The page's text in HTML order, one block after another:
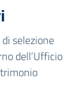
selezione
dell’Ufficio